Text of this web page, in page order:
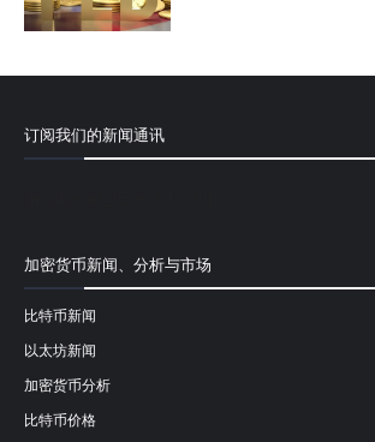
订阅我们的新闻通讯
加密货币新闻、分析与市场
比特币新闻
以太坊新闻
加密货币分析
比特币价格